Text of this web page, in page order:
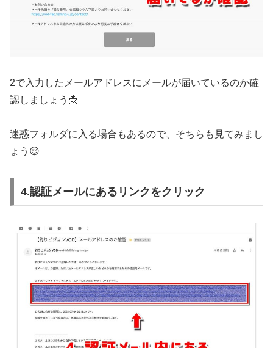
2で入力したメールアドレスにメールが届いているのか確
認しましょう📩
迷惑フォルダに入る場合もあるので、そちらも見てみまし
ょう😌
4.認証メールにあるリンクをクリック